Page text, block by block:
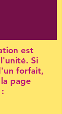
est
Si
forfait,
page